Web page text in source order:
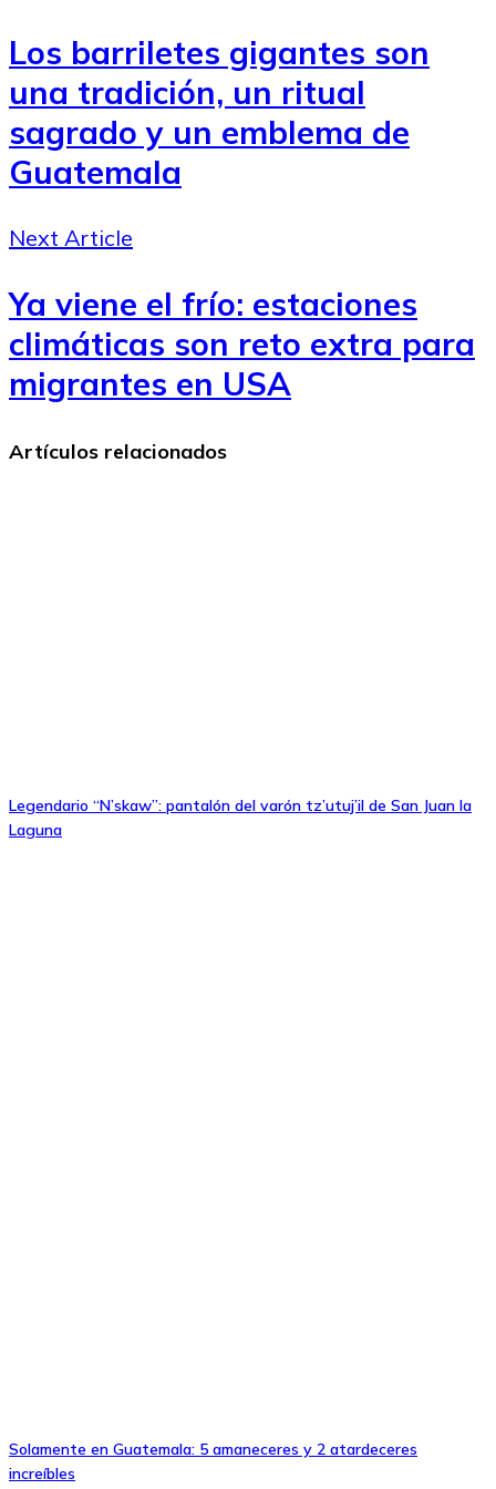
Los barriletes gigantes son
una tradición, un ritual
sagrado y un emblema de
Guatemala
Next Article
Ya viene el frío: estaciones
climáticas son reto extra para
migrantes en USA
Artículos relacionados
Legendario “N’skaw”: pantalón del varón tz’utuj’il de San Juan la
Laguna
Solamente en Guatemala: 5 amaneceres y 2 atardeceres
increíbles